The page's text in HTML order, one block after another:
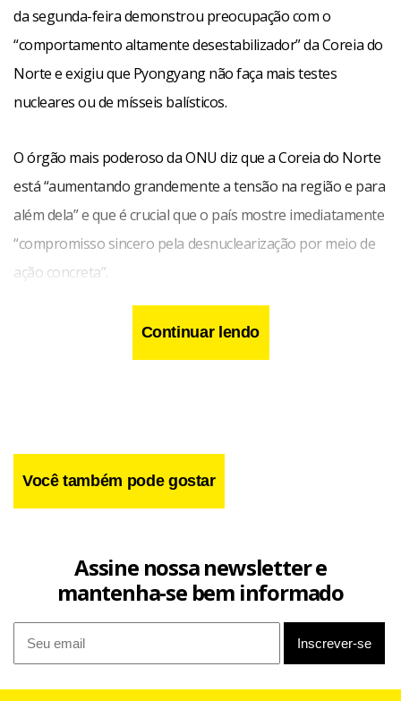
da segunda-feira demonstrou preocupação com o
“comportamento altamente desestabilizador” da Coreia do
Norte e exigiu que Pyongyang não faça mais testes
nucleares ou de mísseis balísticos.
O órgão mais poderoso da ONU diz que a Coreia do Norte
está “aumentando grandemente a tensão na região e para
além dela” e que é crucial que o país mostre imediatamente
“compromisso sincero pela desnuclearização por meio de
ação concreta”.
A nota do Conselho de Segurança ressalta a importância
Continuar lendo
Você também pode gostar
Assine nossa newsletter e
mantenha-se bem informado